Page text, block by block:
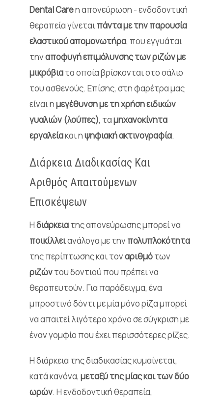
Dental Careη απονεύρωση - ενδοδοντική
θεραπεία γίνεταιπάντα με την παρουσία
ελαστικού απομονωτήρα, που εγγυάται
τηναποφυγή επιμόλυνσης των ριζών με
μικρόβιατα οποία βρίσκονται στο σάλιο
του ασθενούς. Επίσης, στη φαρέτρα μας
είναι ημεγέθυνση με τη χρήση ειδικών
γυαλιών (λούπες), ταμηχανοκίνητα
εργαλείακαι ηψηφιακή ακτινογραφία.
Διάρκεια Διαδικασίας Και
Αριθμός Απαιτούμενων
Επισκέψεων
Ηδιάρκειατης απονεύρωσης μπορεί να
ποικίλλειανάλογα με την πολυπλοκότητα
της περίπτωσης και τοναριθμότων
ριζώντου δοντιού που πρέπει να
θεραπευτούν. Για παράδειγμα, ένα
μπροστινό δόντι με μία μόνο ρίζα μπορεί
να απαιτεί λιγότερο χρόνο σε σύγκριση με
έναν γομφίο που έχει περισσότερες ρίζες.
Η διάρκεια της διαδικασίας κυμαίνεται,
κατά κανόνα, μεταξύ της μίας και των δύο
ωρών. ​Η ενδοδοντική θεραπεία,